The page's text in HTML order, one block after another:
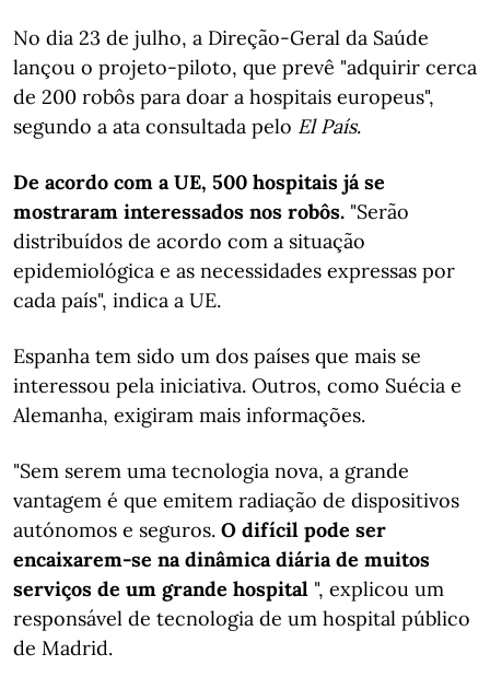
No dia 23 de julho, a Direção-Geral da Saúde
lançou o projeto-piloto, que prevê "adquirir cerca
de 200 robôs para doar a hospitais europeus",
segundo a ata consultada pelo El País.
De acordo com a UE, 500 hospitais já se
mostraram interessados nos robôs. "Serão
distribuídos de acordo com a situação
epidemiológica e as necessidades expressas por
cada país", indica a UE.
Espanha tem sido um dos países que mais se
interessou pela iniciativa. Outros, como Suécia e
Alemanha, exigiram mais informações.
"Sem serem uma tecnologia nova, a grande
vantagem é que emitem radiação de dispositivos
autónomos e seguros. O difícil pode ser
encaixarem-se na dinâmica diária de muitos
serviços de um grande hospital ", explicou um
responsável de tecnologia de um hospital público
de Madrid.